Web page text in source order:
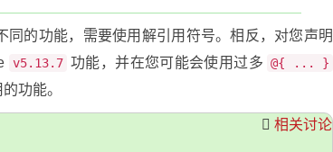
的功能，需要使用解引用符号。相反，对您声明
v5.13.7 功能，并在您可能会使用过多 @{ ... }
功能。
相关讨论